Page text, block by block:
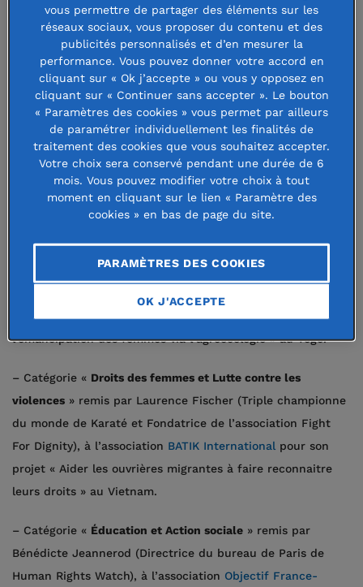
leurs actions remarquables en faveur de la cause des
femmes. D’une dotation totale de 80 000€, les Women’s
Awards 2018 permettront aux lauréats de poursuivre et
développer leurs projets.
Le palmarès des Women’s Awards
2018
4 Prix thématiques(15 000€ chacun) :
Protection de l’environnement et Lutte contre
les changements climatiques» remis par Yann Arthus
Bertrand (Président de la Fondation GoodPlanet), à
Restaurer les ressources naturelles et promouvoir
l’émancipation des femmes via l’agroécologie » au Togo.
– Catégorie « Droits des femmes et Lutte contre les
violences » remis par Laurence Fischer (Triple championne
du monde de Karaté et Fondatrice de l’association Fight
For Dignity), à l’association BATIK International pour son
projet « Aider les ouvrières migrantes à faire reconnaitre
leurs droits » au Vietnam.
– Catégorie « Éducation et Action sociale » remis par
Bénédicte Jeannerod (Directrice du bureau de Paris de
Human Rights Watch), à l’association Objectif France-
vous permettre de partager des éléments sur les
réseaux sociaux, vous proposer du contenu et des
publicités personnalisés et d’en mesurer la
performance. Vous pouvez donner votre accord en
cliquant sur « Ok j’accepte » ou vous y opposez en
cliquant sur « Continuer sans accepter ». Le bouton
« Paramètres des cookies » vous permet par ailleurs
de paramétrer individuellement les finalités de
traitement des cookies que vous souhaitez accepter.
Votre choix sera conservé pendant une durée de 6
mois. Vous pouvez modifier votre choix à tout
moment en cliquant sur le lien « Paramètre des
cookies » en bas de page du site.
PARAMÈTRES DES COOKIES
OK J'ACCEPTE